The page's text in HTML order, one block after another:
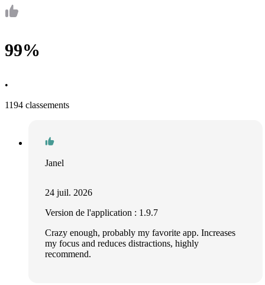
99%
•
1194 classements
Janel
24 juil. 2026
Version de l'application : 1.9.7
Crazy enough, probably my favorite app. Increases
my focus and reduces distractions, highly
recommend.